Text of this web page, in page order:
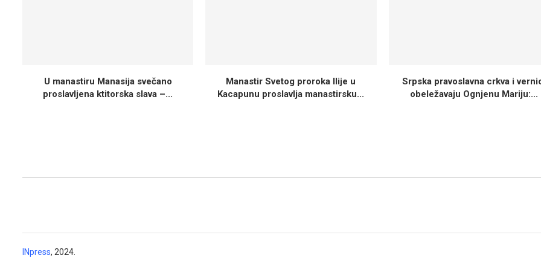
U manastiru Manasija svečano
proslavljena ktitorska slava –...
Manastir Svetog proroka Ilije u
Kacapunu proslavlja manastirsku...
Srpska pravoslavna crkva i
obeležavaju Ognjenu Mariju:...
INpress, 2024.